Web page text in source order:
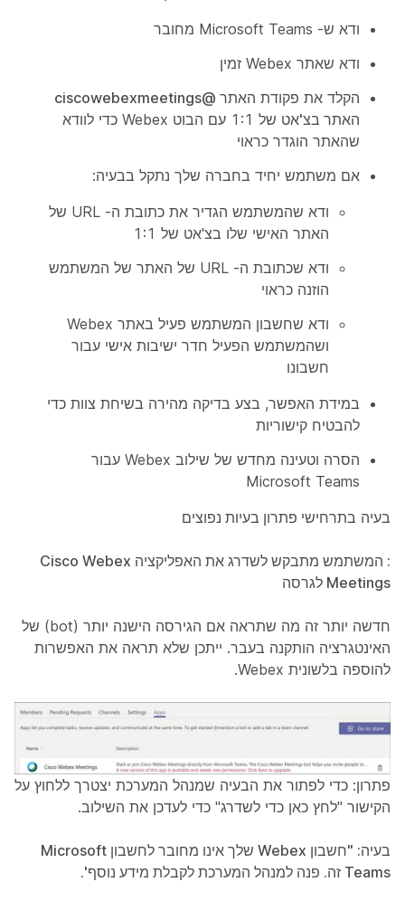
ודא ש- Microsoft Teams מחובר
ודא שאתר Webex זמין
הקלד את פקודת
האתר @ciscowebexmeetings
האתר בצ'אט
של 1:1 עם הבוט Webex כדי לוודא
שהאתר הוגדר כראוי
אם משתמש יחיד בחברה שלך נתקל בבעיה:
ודא שהמשתמש הגדיר את כתובת ה- URL של
האתר האישי שלו בצ'אט של 1:1
ודא שכתובת ה- URL של האתר של המשתמש
הוזנה כראוי
ודא שחשבון המשתמש פעיל באתר Webex
ושהמשתמש הפעיל חדר ישיבות אישי עבור
חשבונו
במידת האפשר, בצע בדיקה מהירה בשיחת צוות כדי
להבטיח קישוריות
הסרה וטעינה מחדש של שילוב Webex עבור
Microsoft Teams
בעיה בתרחישי פתרון בעיות נפוצים
: המשתמש מתבקש לשדרג את האפליקציה Cisco Webex
Meetings לגרסה
חדשה יותר זה מה שתראה אם הגירסה הישנה יותר (bot) של
האינטגרציה הותקנה בעבר. ייתכן שלא תראה את האפשרות
להוספה בלשונית Webex.
פתרון: כדי לפתור את הבעיה שמנהל המערכת יצטרך ללחוץ על
הקישור "לחץ כאן כדי לשדרג" כדי לעדכן את השילוב.
בעיה: "חשבון Webex שלך אינו מחובר לחשבון Microsoft
Teams זה. פנה למנהל המערכת לקבלת מידע נוסף'.